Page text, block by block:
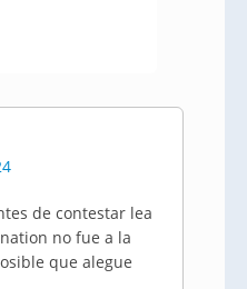
de contestar lea
no fue a la
que alegue